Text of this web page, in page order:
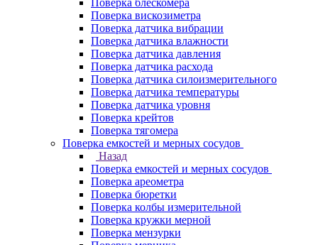
Поверка блескомера
Поверка вискозиметра
Поверка датчика вибрации
Поверка датчика влажности
Поверка датчика давления
Поверка датчика расхода
Поверка датчика силоизмерительного
Поверка датчика температуры
Поверка датчика уровня
Поверка крейтов
Поверка тягомера
Поверка емкостей и мерных сосудов
Назад
Поверка емкостей и мерных сосудов
Поверка ареометра
Поверка бюретки
Поверка колбы измерительной
Поверка кружки мерной
Поверка мензурки